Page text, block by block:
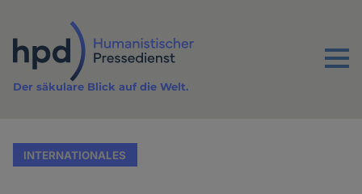
Inhalt
Menu
Der säkulare Blick auf die Welt.
INTERNATIONALES